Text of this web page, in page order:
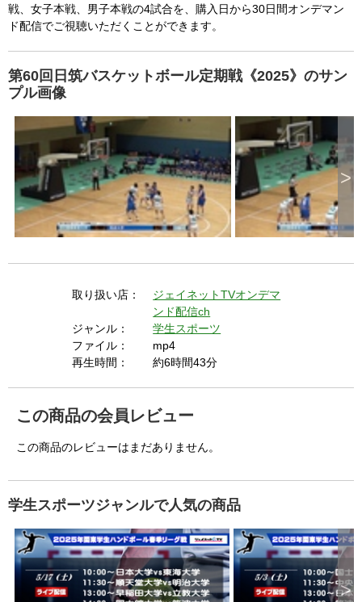
戦、女子本戦、男子本戦の4試合を、購入日から30日間オンデマン
ド配信でご視聴いただくことができます。
第60回日筑バスケットボール定期戦《2025》のサン
プル画像
>
取り扱い店：
ジェイネットTVオンデマ
ンド配信ch
ジャンル：
学生スポーツ
ファイル：
mp4
再生時間：
約6時間43分
この商品の会員レビュー
この商品のレビューはまだありません。
学生スポーツジャンルで人気の商品
>